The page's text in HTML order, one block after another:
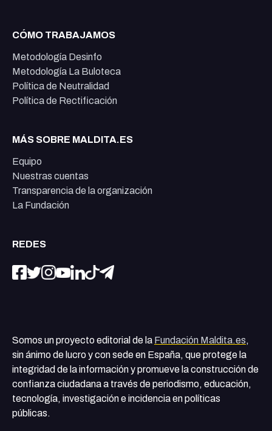
CÓMO TRABAJAMOS
Metodología Desinfo
Metodología La Buloteca
Política de Neutralidad
Política de Rectificación
MÁS SOBRE MALDITA.ES
Equipo
Nuestras cuentas
Transparencia de la organización
La Fundación
REDES
Somos un proyecto editorial de la Fundación Maldita.es,
sin ánimo de lucro y con sede en España, que protege la
integridad de la información y promueve la construcción de
confianza ciudadana a través de periodismo, educación,
tecnología, investigación e incidencia en políticas
públicas.